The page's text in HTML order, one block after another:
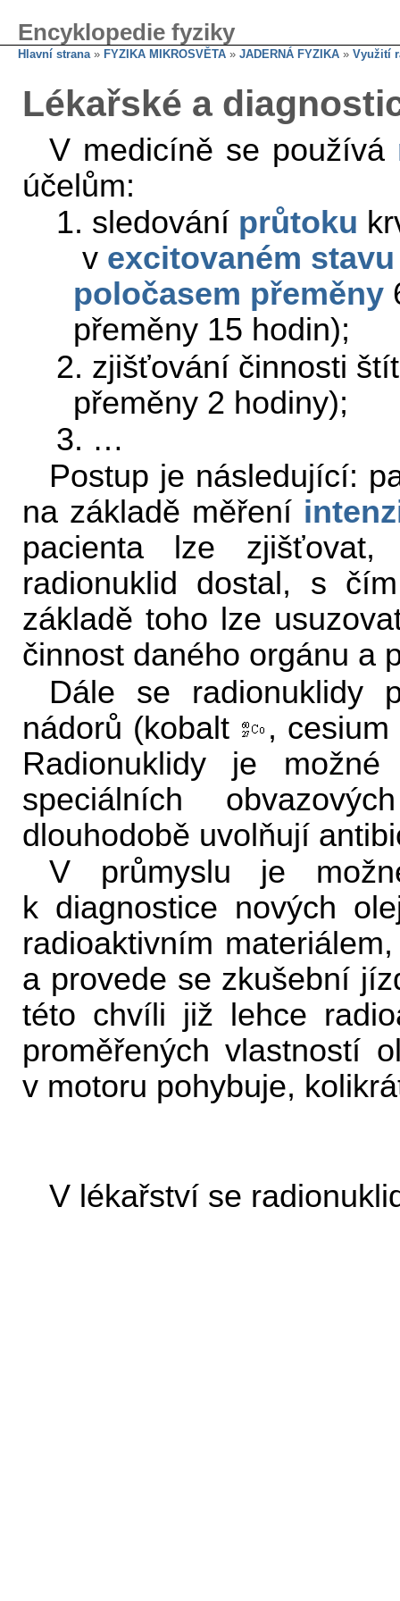
Encyklopedie fyziky
Hlavní strana» FYZIKA MIKROSVĚTA » JADERNÁ FYZIKA » Využití
Lékařské a
V medicíně se používá
účelům:
1. sledování průtoku
v excitovaném stavu
poločasem přeměny
přeměny 15 hodin);
2. zjišťování činnosti
přeměny 2 hodiny);
3. …
Postup je následující:
na základě měření
pacienta lze
radionuklid dostal, s
základě toho lze
činnost daného orgánu a
Dále se radionuklidy
nádorů (kobalt
, cesium
Radionuklidy je
speciálních
dlouhodobě uvolňují
V průmyslu je
k diagnostice nových
radioaktivním
a provede se zkušební
této chvíli již lehce
proměřených vlastností
v motoru pohybuje,
V lékařství se